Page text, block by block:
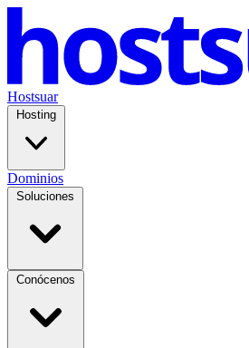
Hostsuar
Hosting
Dominios
Soluciones
Conócenos